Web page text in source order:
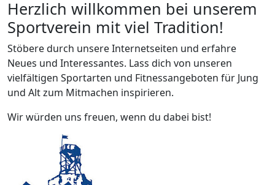
Herzlich willkommen bei unserem
Sportverein mit viel Tradition!
Stöbere durch unsere Internetseiten und erfahre
Neues und Interessantes. Lass dich von unseren
vielfältigen Sportarten und Fitnessangeboten für Jung
und Alt zum Mitmachen inspirieren.
Wir würden uns freuen, wenn du dabei bist!